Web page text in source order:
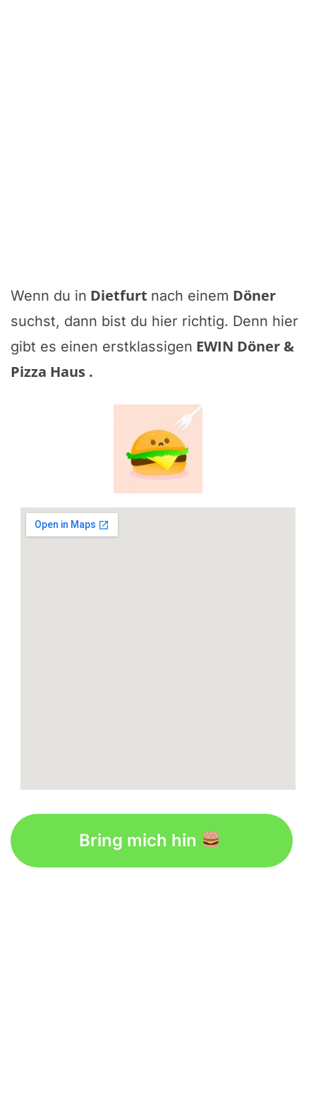
Wenn du in Dietfurt nach einem Döner
suchst, dann bist du hier richtig. Denn hier
gibt es einen erstklassigen EWIN Döner &
Pizza Haus .
Bring mich hin